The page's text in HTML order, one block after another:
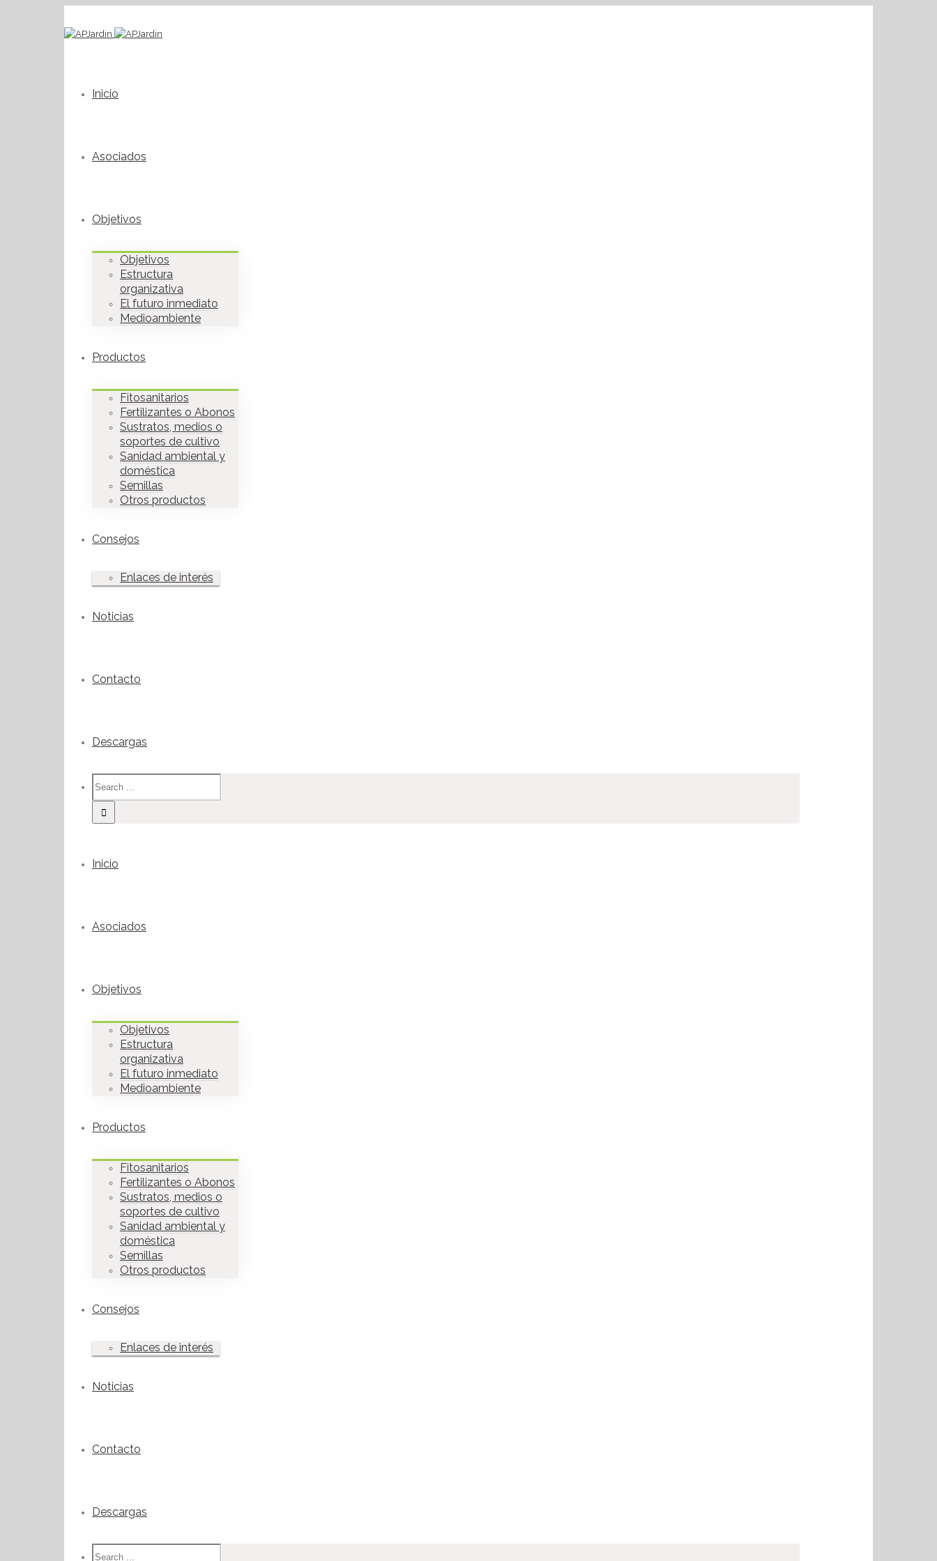
Inicio
Asociados
Objetivos
Objetivos
Estructura
organizativa
El futuro inmediato
Medioambiente
Productos
Fitosanitarios
Fertilizantes o Abonos
Sustratos, medios o
soportes de cultivo
Sanidad ambiental y
doméstica
Semillas
Otros productos
Consejos
Enlaces de interés
Noticias
Contacto
Descargas
Inicio
Asociados
Objetivos
Objetivos
Estructura
organizativa
El futuro inmediato
Medioambiente
Productos
Fitosanitarios
Fertilizantes o Abonos
Sustratos, medios o
soportes de cultivo
Sanidad ambiental y
doméstica
Semillas
Otros productos
Consejos
Enlaces de interés
Noticias
Contacto
Descargas